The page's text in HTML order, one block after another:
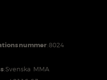
:8024
:Svenska MMA